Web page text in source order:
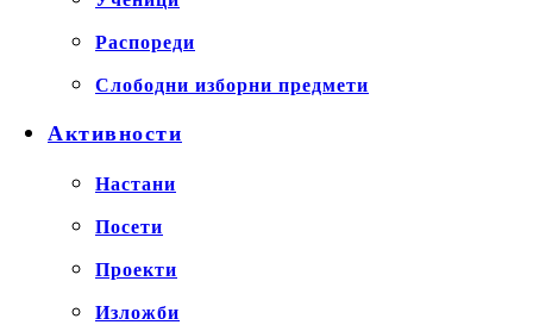
Распореди
Слободни изборни предмети
Активности
Настани
Посети
Проекти
Изложби